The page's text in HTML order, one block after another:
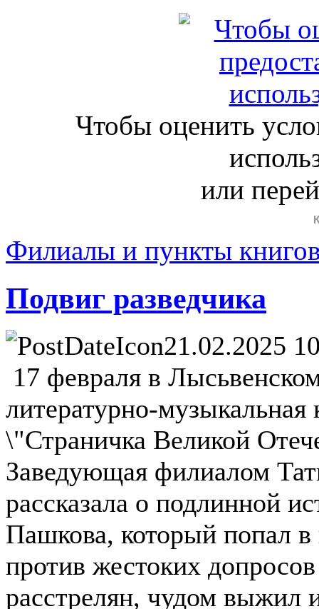
Чтобы оценить
или
Филиалы и пункты
Подвиг разведчика
21.02.2025
17 февраля в
литературно-
\"Страничка Великой
Заведующая филиалом
рассказала о подлинной
Пашкова, который попал
против жестоких
расстрелян, чудом выжил